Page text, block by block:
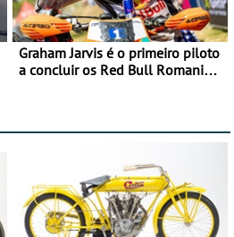
Graham Jarvis é o primeiro piloto
a concluir os Red Bull Romaniacs